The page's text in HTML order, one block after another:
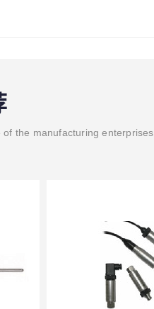
the manufacturing enterprises